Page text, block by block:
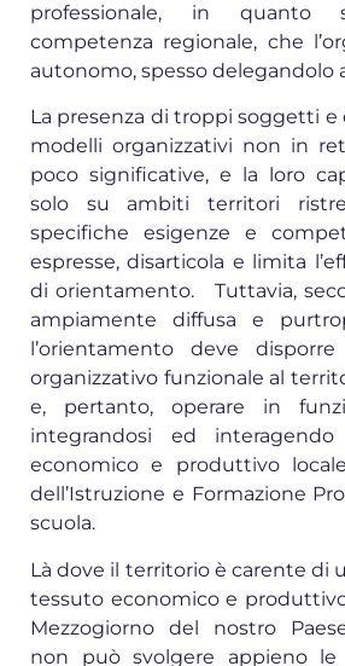
professionale, in
competenza regionale, che
autonomo, spesso delegandolo
La presenza di troppi soggetti e
modelli organizzativi non in
poco significative, e la loro
solo su ambiti territori
specifiche esigenze e
espresse, disarticola e limita
di orientamento. Tuttavia,
ampiamente diffusa e
l’orientamento deve
organizzativo funzionale al
e, pertanto, operare in
integrandosi ed
economico e produttivo
dell’Istruzione e Formazione
scuola.
Là dove il territorio è carente di
tessuto economico e
Mezzogiorno del nostro
non può svolgere appieno